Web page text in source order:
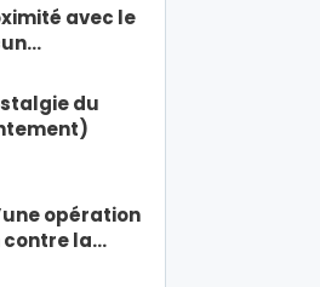
avec le
du
opération
contre la…